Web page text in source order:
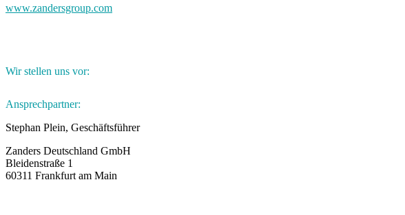
www.zandersgroup.com
Wir stellen uns vor:
Ansprechpartner:
Stephan Plein, Geschäftsführer
Zanders Deutschland GmbH
Bleidenstraße 1
60311 Frankfurt am Main